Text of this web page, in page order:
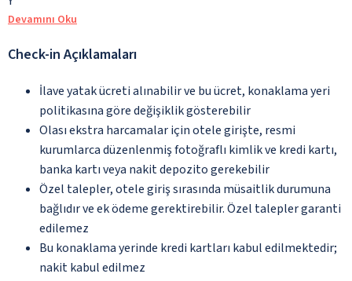
Devamını Oku
Check-in Açıklamaları
İlave yatak ücreti alınabilir ve bu ücret, konaklama yeri
politikasına göre değişiklik gösterebilir
Olası ekstra harcamalar için otele girişte, resmi
kurumlarca düzenlenmiş fotoğraflı kimlik ve kredi kartı,
banka kartı veya nakit depozito gerekebilir
Özel talepler, otele giriş sırasında müsaitlik durumuna
bağlıdır ve ek ödeme gerektirebilir. Özel talepler garanti
edilemez
Bu konaklama yerinde kredi kartları kabul edilmektedir;
nakit kabul edilmez